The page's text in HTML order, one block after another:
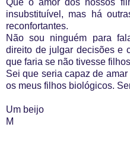
insubstituível, mas há
reconfortantes.
Não sou ninguém para
direito de julgar decisões e
que faria se não tivesse
Sei que seria capaz de
os meus filhos biológicos.
Um beijo
M